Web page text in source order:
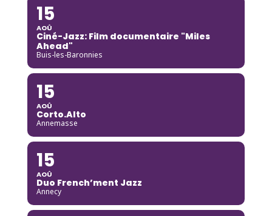
15
AOÛ
Ciné-Jazz: Film documentaire "Miles
Ahead"
Buis-les-Baronnies
15
AOÛ
Corto.Alto
Annemasse
15
AOÛ
Duo French’ment Jazz
Annecy